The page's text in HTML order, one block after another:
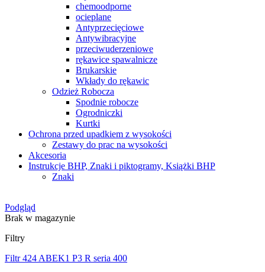
chemoodporne
ocieplane
Antyprzecięciowe
Antywibracyjne
przeciwuderzeniowe
rękawice spawalnicze
Brukarskie
Wkłady do rękawic
Odzież Robocza
Spodnie robocze
Ogrodniczki
Kurtki
Ochrona przed upadkiem z wysokości
Zestawy do prac na wysokości
Akcesoria
Instrukcje BHP, Znaki i piktogramy, Książki BHP
Znaki
Podgląd
Brak w magazynie
Filtry
Filtr 424 ABEK1 P3 R seria 400